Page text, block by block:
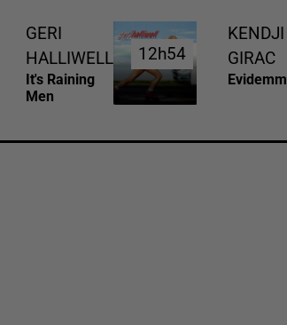
GERI
HALLIWELL
It's Raining
Men
12h54
12h54
KENDJI
GIRAC